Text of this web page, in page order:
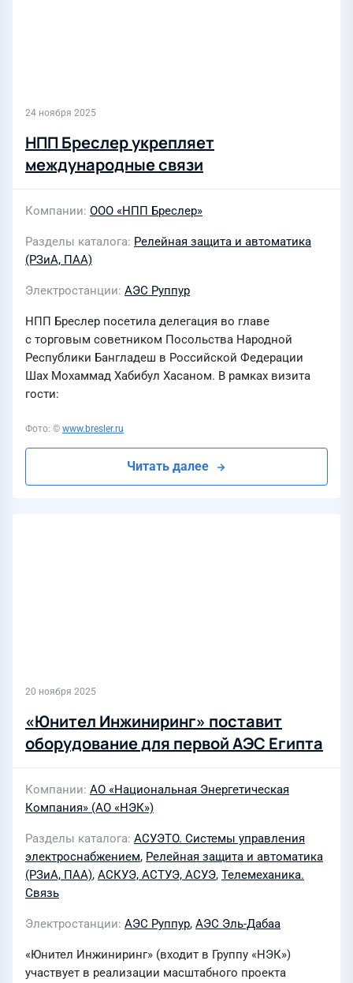
24 ноября 2025
НПП Бреслер укрепляет
международные связи
Компании ООО «НПП Бреслер»
Разделы каталога Релейная защита и автоматика
(РЗиА, ПАА)
Электростанции АЭС Руппур
НПП Бреслер посетила делегация во главе
с торговым советником Посольства Народной
Республики Бангладеш в Российской Федерации
Шах Мохаммад Хабибул Хасаном. В рамках визита
гости:
Читать далее
Фото: © www.bresler.ru
20 ноября 2025
«Юнител Инжиниринг» поставит
оборудование для первой АЭС Египта
Компании АО «Национальная Энергетическая
Компания» (АО «НЭК»)
Разделы каталога АСУЭТО. Системы управления
электроснабжением, Релейная защита и автоматика
(РЗиА, ПАА), АСКУЭ, АСТУЭ, АСУЭ, Телемеханика.
Связь
Электростанции АЭС Руппур, АЭС Эль-Дабаа
«Юнител Инжиниринг» (входит в Группу «НЭК»)
участвует в реализации масштабного проекта